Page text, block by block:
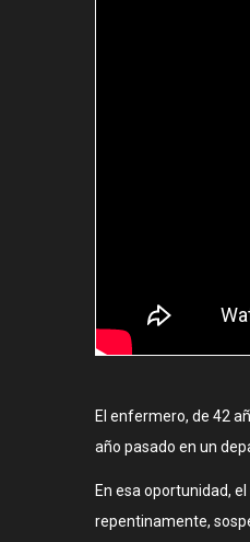
El enfermero, de 42
año pasado en un
En esa oportunidad,
repentinamente,